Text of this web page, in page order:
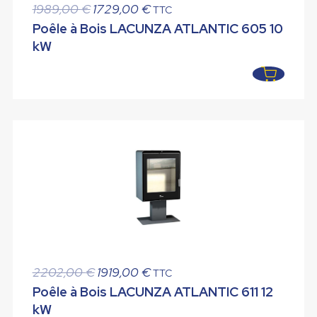
1989,00€ Le
prix
1729,00€Le
prix
TTC
Poêle à Bois LACUNZA ATLANTIC 605 10
kW
2202,00€ Le
prix
1919,00€Le
prix
TTC
Poêle à Bois LACUNZA ATLANTIC 611 12
kW